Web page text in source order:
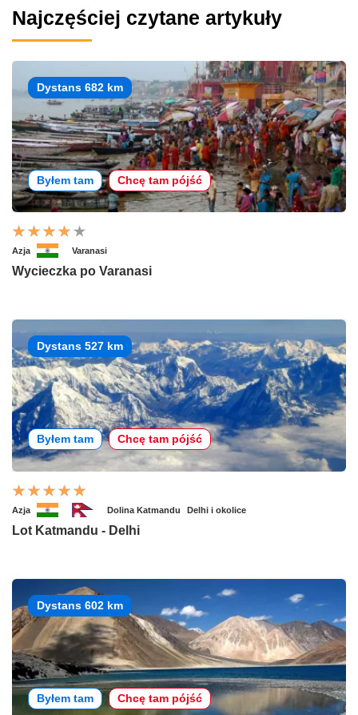
Najczęściej czytane artykuły
Dystans 682 km
Byłem tam Chcę tam pójść
Azja Varanasi
Wycieczka po Varanasi
Dystans 527 km
Byłem tam Chcę tam pójść
Azja Dolina Katmandu Delhi i okolice
Lot Katmandu - Delhi
Dystans 602 km
Byłem tam Chcę tam pójść